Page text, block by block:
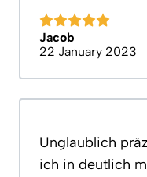
Jacob
22 January 2023
Unglaublich
ich in deutlich